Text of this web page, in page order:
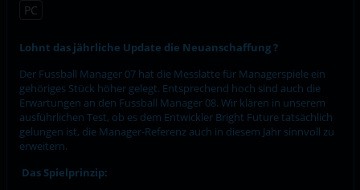
PC
Lohnt das jährliche Update die Neuanschaffung ?
Der Fussball Manager 07 hat die Messlatte für Managerspiele ein
gehöriges Stück höher gelegt. Entsprechend hoch sind auch die
Erwartungen an den Fussball Manager 08. Wir klären in unserem
ausführlichen Test, ob es dem Entwickler Bright Future tatsächlich
gelungen ist, die Manager-Referenz auch in diesem Jahr sinnvoll zu
erweitern.
Das Spielprinzip: